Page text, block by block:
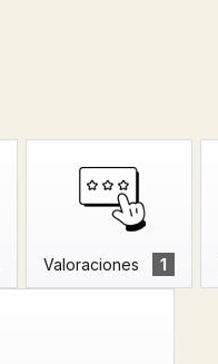
Valoraciones 1